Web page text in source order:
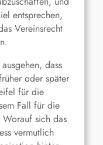
entsprechen,
Vereinsrecht
dass
oder später
für die
Fall für die
sich das
vermutlich